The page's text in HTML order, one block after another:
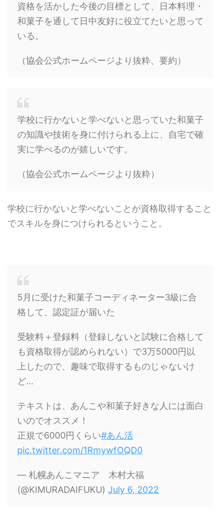
資格を活かした今後の目標として、日本料理・
和菓子を通して日中友好に役立てたいと思って
いる。
（協会公式ホームページより抜粋、要約）
学校に行かないと学べないと思っていた和菓子
の知識や技術を身に付けられる上に、自宅で確
実に学べるのが嬉しいです。
（協会公式ホームページより抜粋）
学校に行かないと学べないことが資格取得すること
でスキルを身につけられるということ。
5月に受けた和菓子コーディネーター3級に合
格して、認定証が届いた
受験料＋登録料（登録しないと試験に合格して
も資格取得が認められない）で3万5000円以
上したので、趣味で取得するものじゃないけ
ど…
テキストは、あんこや和菓子好きな人には面白
いのでオススメ！
正規で6000円くらい#あん活
pic.twitter.com/1RmywfOQD0
— 札幌あんこマニア 木村大福
(@KIMURADAIFUKU) July 6, 2022